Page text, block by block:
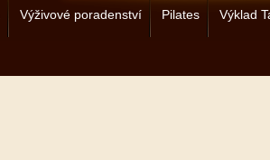
Výživové poradenství Pilates Výklad